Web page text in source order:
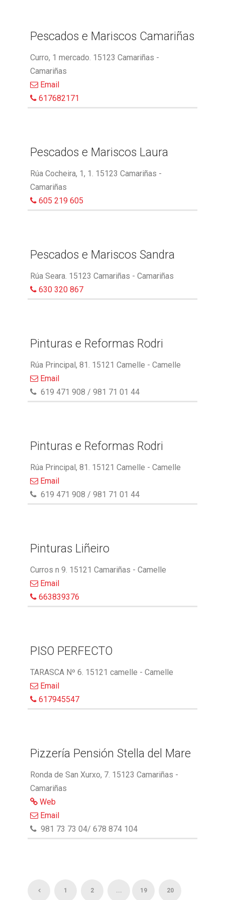
Pescados e Mariscos Camariñas
Curro, 1 mercado. 15123 Camariñas -
Camariñas
Email
617682171
Pescados e Mariscos Laura
Rúa Cocheira, 1, 1. 15123 Camariñas -
Camariñas
605 219 605
Pescados e Mariscos Sandra
Rúa Seara. 15123 Camariñas - Camariñas
630 320 867
Pinturas e Reformas Rodri
Rúa Principal, 81. 15121 Camelle - Camelle
Email
619 471 908 / 981 71 01 44
Pinturas e Reformas Rodri
Rúa Principal, 81. 15121 Camelle - Camelle
Email
619 471 908 / 981 71 01 44
Pinturas Liñeiro
Curros n 9. 15121 Camariñas - Camelle
Email
663839376
PISO PERFECTO
TARASCA Nº 6. 15121 camelle - Camelle
Email
617945547
Pizzería Pensión Stella del Mare
Ronda de San Xurxo, 7. 15123 Camariñas -
Camariñas
Web
Email
981 73 73 04/ 678 874 104
1 2 ... 19 20